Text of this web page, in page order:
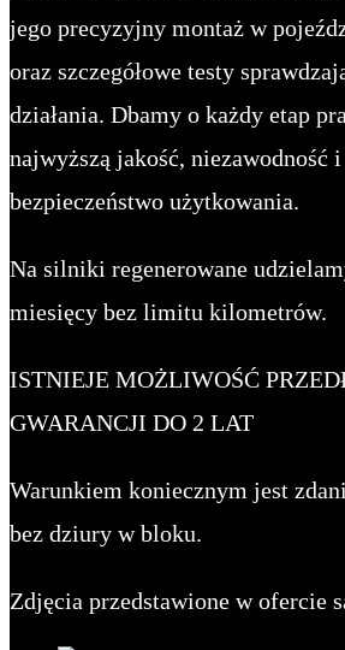
jego precyzyjny montaż w
oraz szczegółowe testy
działania. Dbamy o każdy etap
najwyższą jakość, niezawodność i
bezpieczeństwo użytkowania.
Na silniki regenerowane
miesięcy bez limitu kilometrów.
ISTNIEJE MOŻLIWOŚĆ
GWARANCJI DO 2 LAT
Warunkiem koniecznym jest
bez dziury w bloku.
Zdjęcia przedstawione w ofercie